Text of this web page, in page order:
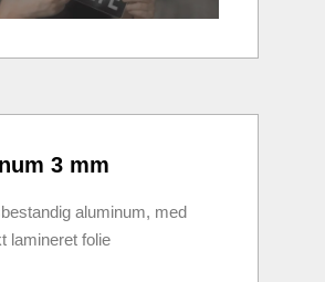
3 mm
aluminum, med
lamineret folie